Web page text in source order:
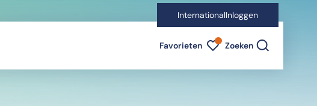
InternationalInloggen
Favorieten Favorieten indicator
Zoeken